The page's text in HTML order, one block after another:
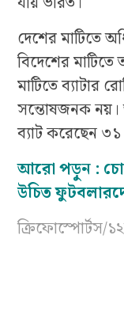
দেশের মাটিতে
বিদেশের
মাটিতে ব্যাটার
সন্তোষজনক নয়।
ব্যাট করেছেন
আরো পড়ুন :
উচিত
ক্রিফোস্পোর্টস/